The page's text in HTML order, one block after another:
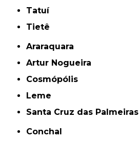
Tatuí
Tietê
Araraquara
Artur Nogueira
Cosmópólis
Leme
Santa Cruz das Palmeiras
Conchal